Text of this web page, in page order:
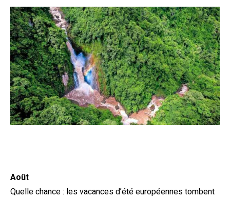
Août
Quelle chance : les vacances d’été européennes tombent